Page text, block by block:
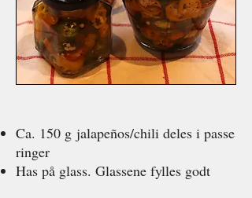
Ca. 150 g jalapeños/chili deles i passe
ringer
Has på glass. Glassene fylles godt